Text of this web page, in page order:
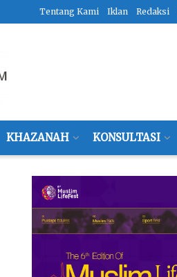
Tentang Kami Iklan Redaksi
KHAZANAH KONSULTASI